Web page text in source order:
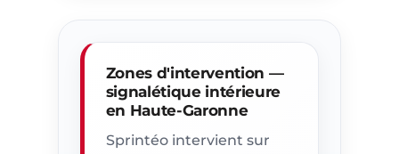
Zones d'intervention —
signalétique intérieure
en Haute-Garonne
Sprintéo intervient sur